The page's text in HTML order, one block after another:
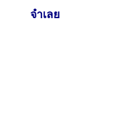
จำเลย